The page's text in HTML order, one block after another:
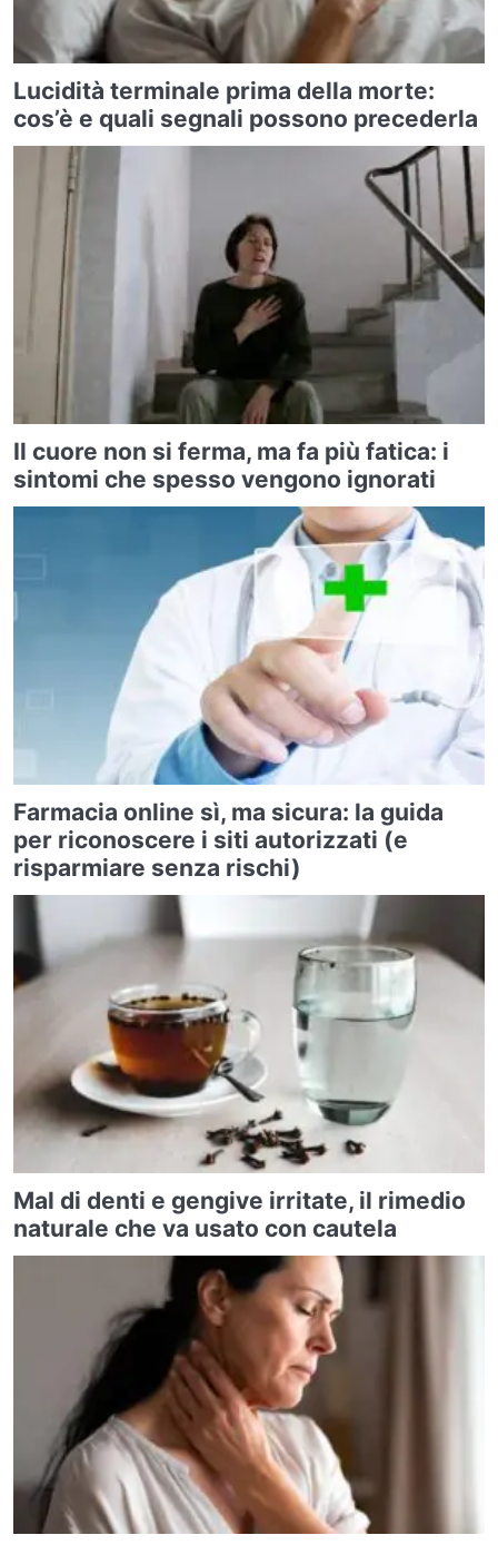
Lucidità terminale prima della morte:
cos’è e quali segnali possono precederla
Il cuore non si ferma, ma fa più fatica: i
sintomi che spesso vengono ignorati
Farmacia online sì, ma sicura: la guida
per riconoscere i siti autorizzati (e
risparmiare senza rischi)
Mal di denti e gengive irritate, il rimedio
naturale che va usato con cautela